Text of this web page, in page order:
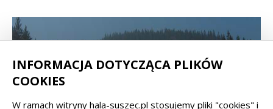
INFORMACJA DOTYCZĄCA PLIKÓW
COOKIES
W ramach witryny hala-suszec.pl stosujemy pliki "cookies" i